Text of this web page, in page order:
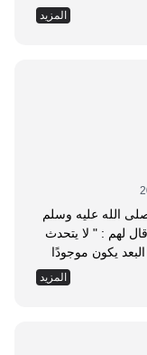
وإن كان فيه ذلك.
عقولنا من الجهل
على الأصول،
المزيد
الله عليه وسلم
لهم : " لا يتحدث
". ألا ليت هذا البعد يكون موجودًا
مع الأحداث التي
هذا البعد في كثير
فرد - أو جماعة -
المزيد